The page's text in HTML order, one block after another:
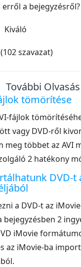
a bejegyzésről?
Kiváló
szavazat)
További Olvasás
tömörítése
fájlok
vagy DVD-ről
meg többet az AVI
2 hatékony
DVD-t
a DVD-t az
bejegyzésben 2
iMovie
az iMovie-ba